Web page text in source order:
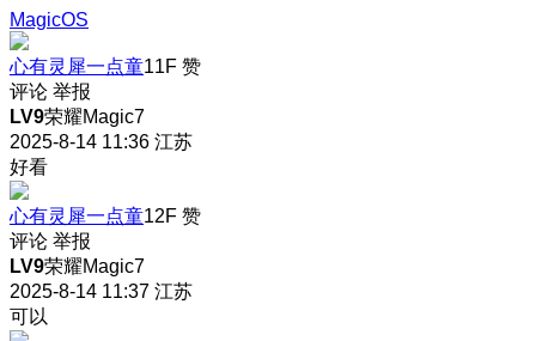
MagicOS
心有灵犀一点童11F 赞
评论 举报
LV9荣耀Magic7
2025-8-14 11:36 江苏
好看
心有灵犀一点童12F 赞
评论 举报
LV9荣耀Magic7
2025-8-14 11:37 江苏
可以